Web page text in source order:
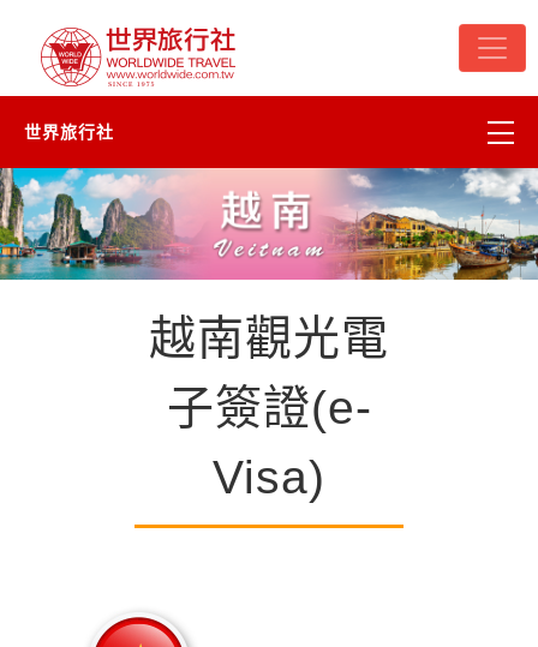
世界旅行社
台灣
頂尖世界
越南觀光電
子簽證(e-
Visa)